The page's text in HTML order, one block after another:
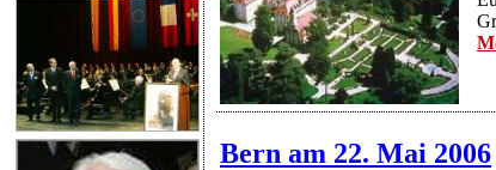
Bern am 22. Mai 2006